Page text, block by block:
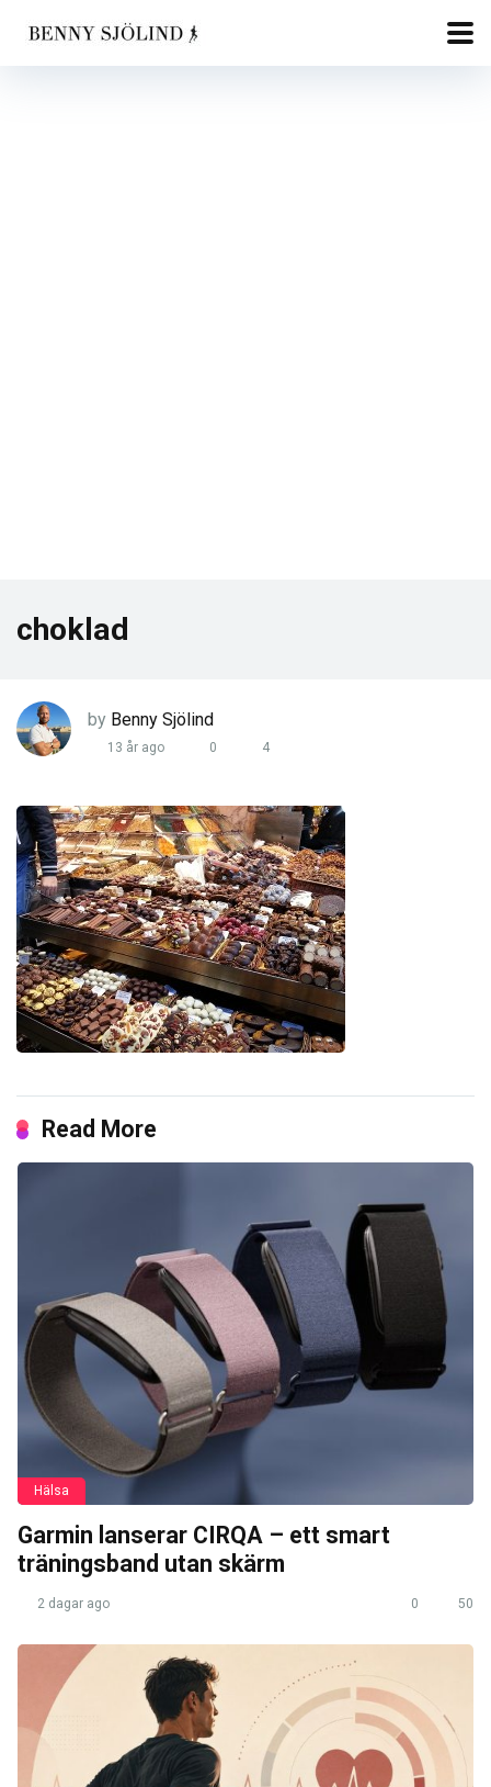
choklad
by Benny Sjölind
13 år ago 0 4
Read More
Hälsa
Garmin lanserar CIRQA – ett smart
träningsband utan skärm
2 dagar ago 0 50